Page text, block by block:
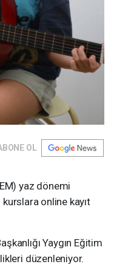
OL
yaz dönemi
online kayıt
Yaygın Eğitim
düzenleniyor.